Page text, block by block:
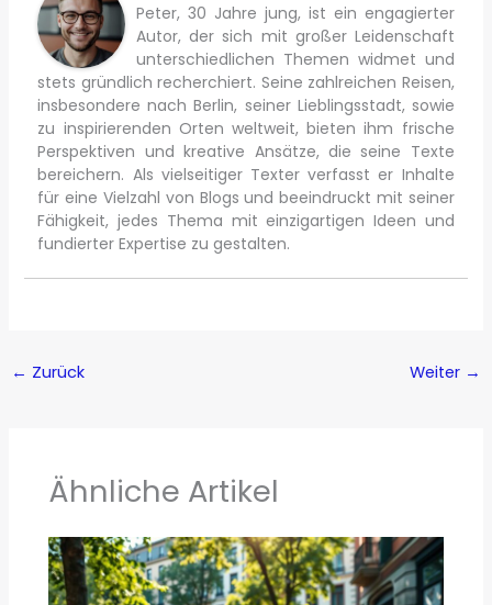
Peter, 30 Jahre jung, ist ein engagierter
Autor, der sich mit großer Leidenschaft
unterschiedlichen Themen widmet und
stets gründlich recherchiert. Seine zahlreichen Reisen,
insbesondere nach Berlin, seiner Lieblingsstadt, sowie
zu inspirierenden Orten weltweit, bieten ihm frische
Perspektiven und kreative Ansätze, die seine Texte
bereichern. Als vielseitiger Texter verfasst er Inhalte
für eine Vielzahl von Blogs und beeindruckt mit seiner
Fähigkeit, jedes Thema mit einzigartigen Ideen und
fundierter Expertise zu gestalten.
← Zurück Weiter →
Ähnliche Artikel